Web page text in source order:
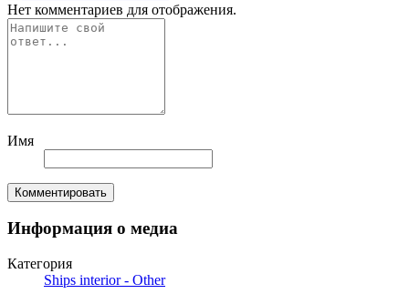
Нет комментариев для отображения.
Имя
Комментировать
Информация о медиа
Категория
Ships interior - Other